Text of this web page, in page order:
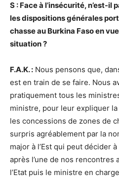
S : Face à l’insécurité, n’est-il
les dispositions générales
chasse au Burkina Faso en
situation ?
F.A.K. : Nous pensons que,
est en train de se faire. Nous
pratiquement tous les
ministre, pour leur expliquer
les concessions de zones de
surpris agréablement par la
major à l’Est qui peut décider
après l’une de nos rencontres
l’Etat puis le ministre en